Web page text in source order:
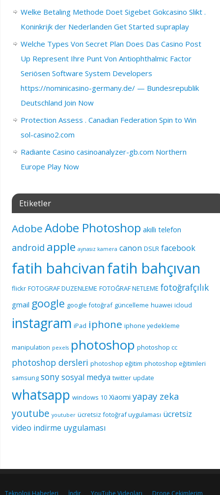
Welke Betaling Methode Doet Sigebet Gokcasino Slikt .
Koninkrijk der Nederlanden Get Started supraplay
Welche Types Von Secret Plan Does Das Casino Post
Up Represent Ihre Punt Von Antiophthalmic Factor
Seriösen Software System Developers
https://nominicasino-germany.de/ — Bundesrepublik
Deutschland Join Now
Protection Assess . Canadian Federation Spin to Win
sol-casino2.com
Radiante Casino casinoanalyzer-gb.com Northern
Europe Play Now
Etiketler
AdobeAdobe Photoshop akıllı telefon
android apple aynasız kamera canon DSLR facebook
fatih bahcivanfatih bahçıvan
flickr FOTOGRAF DUZENLEME FOTOĞRAF NETLEME fotoğrafçılık
gmail google google fotoğraf güncelleme huawei icloud
instagram iPad iphone iphone yedekleme
manipulation pexels photoshop photoshop cc
photoshop dersleri photoshop eğitim photoshop eğitimleri
samsung sony sosyal medya twitter update
whatsapp windows 10 Xiaomi yapay zeka
youtube youtuber ücretsiz fotoğraf uygulaması ücretsiz
video indirme uygulaması
Teknoloji Haberleri İndir YouTube Videoları Drone Çekimlerim